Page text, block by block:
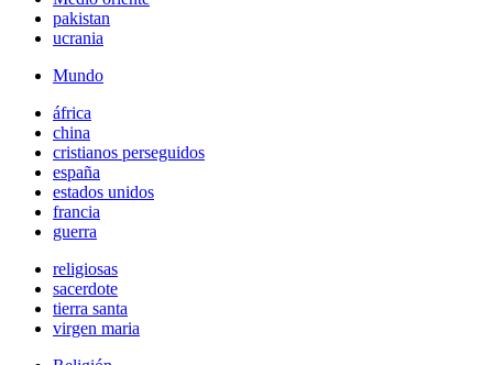
pakistan
ucrania
Mundo
áfrica
china
cristianos perseguidos
españa
estados unidos
francia
guerra
religiosas
sacerdote
tierra santa
virgen maria